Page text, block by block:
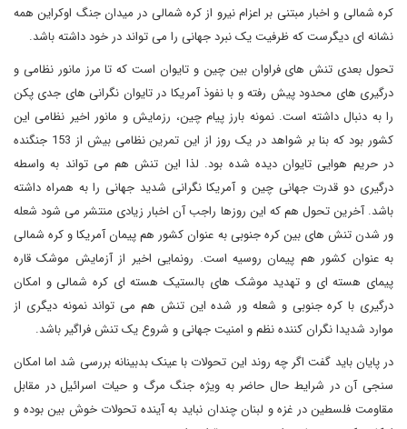
کره شمالی و اخبار مبتنی بر اعزام نیرو از کره شمالی در میدان جنگ اوکراین همه
نشانه ای دیگرست که ظرفیت یک نبرد جهانی را می تواند در خود داشته باشد.
تحول بعدی تنش های فراوان بین چین و تایوان است که تا مرز مانور نظامی و
درگیری های محدود پیش رفته و با نفوذ آمریکا در تایوان نگرانی های جدی پکن
را به دنبال داشته است. نمونه بارز پیام چین، رزمایش و مانور اخیر نظامی این
کشور بود که بنا بر شواهد در یک روز از این تمرین نظامی بیش از 153 جنگنده
در حریم هوایی تایوان دیده شده بود. لذا این تنش هم می تواند به واسطه
درگیری دو قدرت جهانی چین و آمریکا نگرانی شدید جهانی را به همراه داشته
باشد. آخرین تحول هم که این روزها راجب آن اخبار زیادی منتشر می شود شعله
ور شدن تنش های بین کره جنوبی به عنوان کشور هم پیمان آمریکا و کره شمالی
به عنوان کشور هم پیمان روسیه است. رونمایی اخیر از آزمایش موشک قاره
پیمای هسته ای و تهدید موشک های بالستیک هسته ای کره شمالی و امکان
درگیری با کره جنوبی و شعله ور شده این تنش هم می تواند نمونه دیگری از
موارد شدیدا نگران کننده نظم و امنیت جهانی و شروع یک تنش فراگیر باشد.
در پایان باید گفت اگر چه روند این تحولات با عینک بدبینانه بررسی شد اما امکان
سنجی آن در شرایط حال حاضر به ویژه جنگ مرگ و حیات اسرائیل در مقابل
مقاومت فلسطین در غزه و لبنان چندان نباید به آینده تحولات خوش بین بوده و